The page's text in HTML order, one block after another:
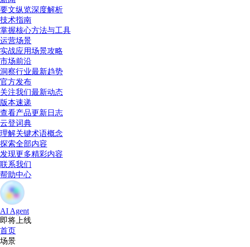
要文纵览深度解析
技术指南
掌握核心方法与工具
运营场景
实战应用场景攻略
市场前沿
洞察行业最新趋势
官方发布
关注我们最新动态
版本速递
查看产品更新日志
云登词典
理解关键术语概念
探索全部内容
发现更多精彩内容
联系我们
帮助中心
AI Agent
即将上线
首页
场景